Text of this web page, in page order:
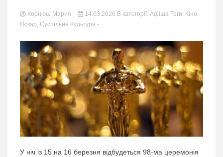
Корнюш Мария 14.03.2026 В категорії: Афіша Теги: Кіно,
Оскар, Суспільне Культура -
У ніч із 15 на 16 березня відбудеться 98-ма церемонія